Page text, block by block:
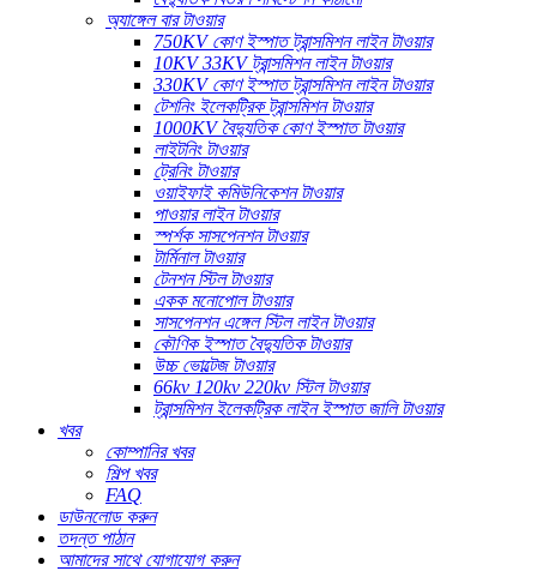
অ্যাঙ্গেল বার টাওয়ার
750KV কোণ ইস্পাত ট্রান্সমিশন লাইন টাওয়ার
10KV 33KV ট্রান্সমিশন লাইন টাওয়ার
330KV কোণ ইস্পাত ট্রান্সমিশন লাইন টাওয়ার
টেশনিং ইলেকট্রিক ট্রান্সমিশন টাওয়ার
1000KV বৈদ্যুতিক কোণ ইস্পাত টাওয়ার
লাইটনিং টাওয়ার
ট্রেনিং টাওয়ার
ওয়াইফাই কমিউনিকেশন টাওয়ার
পাওয়ার লাইন টাওয়ার
স্পর্শক সাসপেনশন টাওয়ার
টার্মিনাল টাওয়ার
টেনশন স্টিল টাওয়ার
একক মনোপোল টাওয়ার
সাসপেনশন এঙ্গেল স্টিল লাইন টাওয়ার
কৌণিক ইস্পাত বৈদ্যুতিক টাওয়ার
উচ্চ ভোল্টেজ টাওয়ার
66kv 120kv 220kv স্টিল টাওয়ার
ট্রান্সমিশন ইলেকট্রিক লাইন ইস্পাত জালি টাওয়ার
খবর
কোম্পানির খবর
শিল্প খবর
FAQ
ডাউনলোড করুন
তদন্ত পাঠান
আমাদের সাথে যোগাযোগ করুন